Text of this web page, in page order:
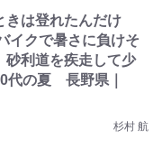
きは登れたんだけ
クで暑さに負けそ
砂利道を疾走して少
代の夏 長野県｜
杉村 航